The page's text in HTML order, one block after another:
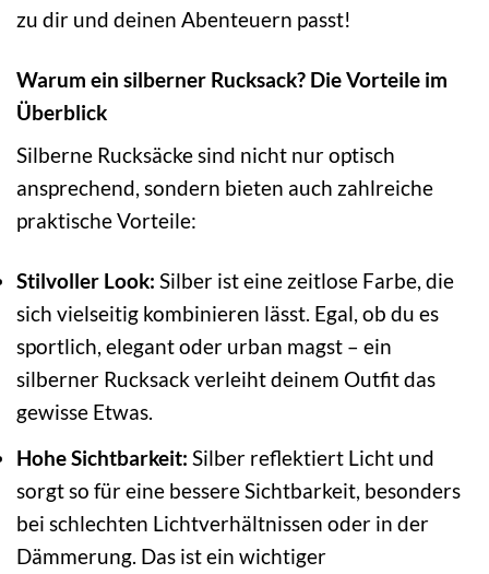
zu dir und deinen Abenteuern passt!
Warum ein silberner Rucksack? Die Vorteile im
Überblick
Silberne Rucksäcke sind nicht nur optisch
ansprechend, sondern bieten auch zahlreiche
praktische Vorteile:
Stilvoller Look: Silber ist eine zeitlose Farbe, die
sich vielseitig kombinieren lässt. Egal, ob du es
sportlich, elegant oder urban magst – ein
silberner Rucksack verleiht deinem Outfit das
gewisse Etwas.
Hohe Sichtbarkeit: Silber reflektiert Licht und
sorgt so für eine bessere Sichtbarkeit, besonders
bei schlechten Lichtverhältnissen oder in der
Dämmerung. Das ist ein wichtiger